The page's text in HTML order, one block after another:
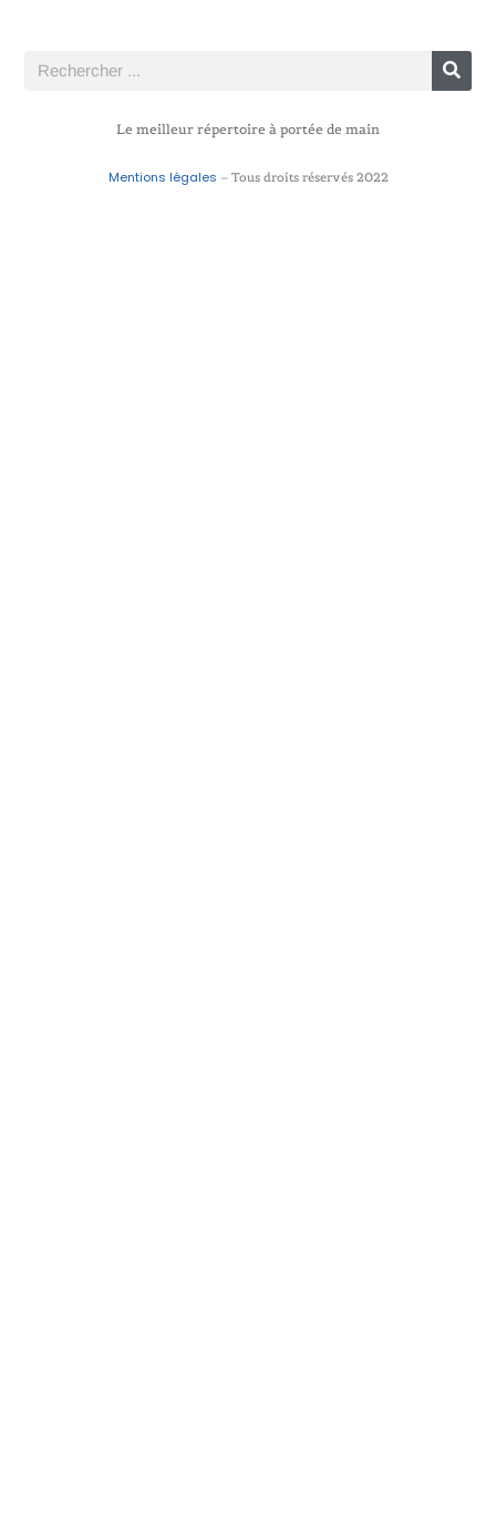
Le meilleur répertoire à portée de main
Mentions légales – Tous droits réservés 2022